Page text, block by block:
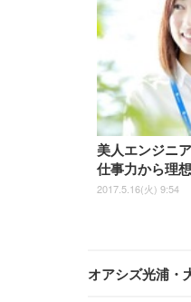
美人エンジニ
仕事力から理
2017.5.16(火) 9:54
オアシズ光浦・